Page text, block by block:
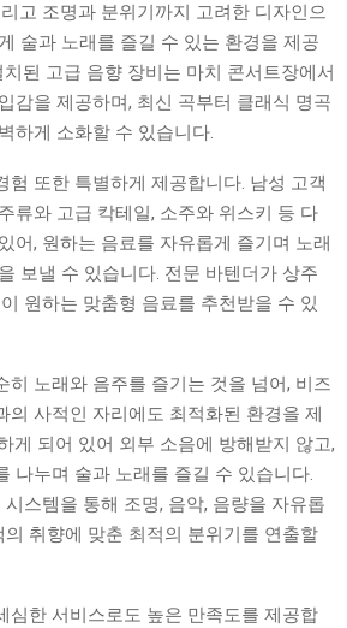
고 조명과 분위기까지 고려한 디자인으
술과 노래를 즐길 수 있는 환경을 제공
된 고급 음향 장비는 마치 콘서트장에서
감을 제공하며, 최신 곡부터 클래식 명곡
하게 소화할 수 있습니다.
험 또한 특별하게 제공합니다. 남성 고객
류와 고급 칵테일, 소주와 위스키 등 다
어, 원하는 음료를 자유롭게 즐기며 노래
보낼 수 있습니다. 전문 바텐더가 상주
원하는 맞춤형 음료를 추천받을 수 있
히 노래와 음주를 즐기는 것을 넘어, 비즈
의 사적인 자리에도 최적화된 환경을 제
게 되어 있어 외부 소음에 방해받지 않고,
나누며 술과 노래를 즐길 수 있습니다.
스템을 통해 조명, 음악, 음량을 자유롭
의 취향에 맞춘 최적의 분위기를 연출할
심한 서비스로도 높은 만족도를 제공합